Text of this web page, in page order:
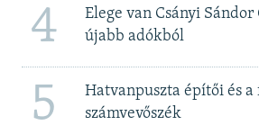
4
Elege van Csányi
újabb adókból
5
Hatvanpuszta építői és a
számvevőszék